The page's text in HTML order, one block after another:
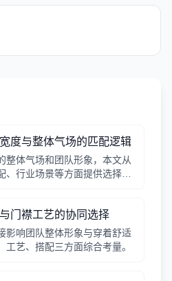
度与整体气场的匹配逻辑
整体气场和团队形象，本文从
行业场景等方面提供选择逻
门襟工艺的协同选择
影响团队整体形象与穿着舒适
艺、搭配三方面综合考量。